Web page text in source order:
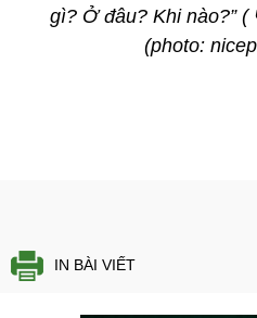
gì? Ở đâu? Khi nào?”
(photo:
IN BÀI VIẾT